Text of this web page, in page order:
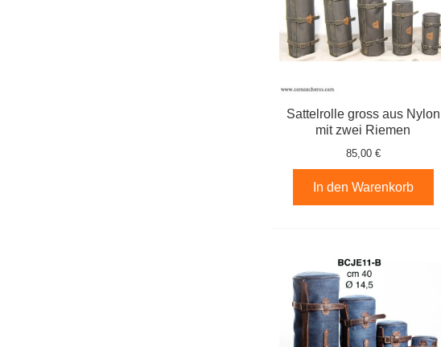
Sattelrolle gross aus Nylon
mit zwei Riemen
85,00 €
In den Warenkorb